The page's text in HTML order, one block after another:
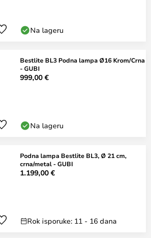
Na lageru
Bestlite BL3 Podna lampa Ø16 Krom/Crna
- GUBI
999,00 €
Na lageru
Podna lampa Bestlite BL3, Ø 21 cm,
crna/metal - GUBI
1.199,00 €
Rok isporuke: 11 - 16 dana